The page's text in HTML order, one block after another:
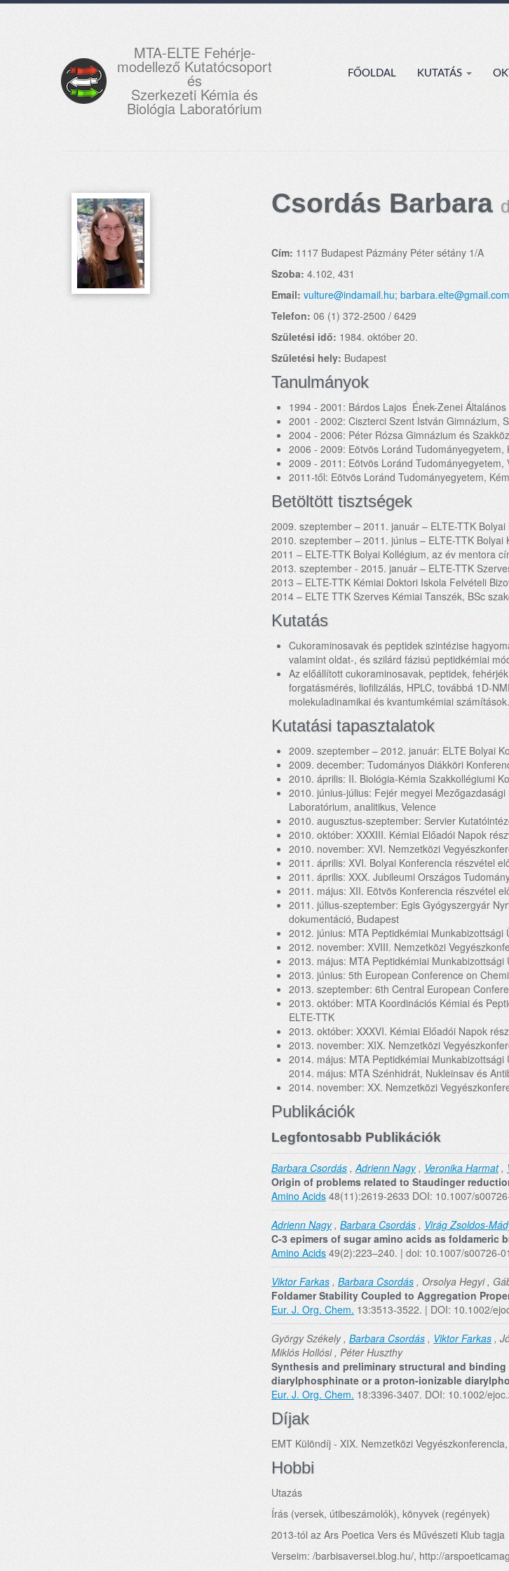
MTA-ELTE Fehérje-
modellező Kutatócsoport
és
Szerkezeti Kémia és
Biológia Laboratórium
FŐOLDAL KUTATÁS
Csordás Barbara
Cím: 1117 Budapest Pázmány Péter sétány 1/A
Szoba: 4.102, 431
Email: vulture@indamail.hu; barbara.elte@gmail.com
Telefon: 06 (1) 372-2500 / 6429
Születési idő: 1984. október 20.
Születési hely: Budapest
Tanulmányok
1994 - 2001: Bárdos Lajos Ének-Zenei
2001 - 2002: Ciszterci Szent István Gimnázium,
2004 - 2006: Péter Rózsa Gimnázium és
2006 - 2009: Eötvös Loránd Tudományegyetem,
2009 - 2011: Eötvös Loránd
2011-től: Eötvös Loránd Tudományegyetem,
Betöltött tisztségek
2009. szeptember – 2011. január – ELTE-TTK
2010. szeptember – 2011. június – ELTE-TTK Bolyai
2011 – ELTE-TTK Bolyai Kollégium, az év mentora
2013. szeptember - 2015. január – ELTE-TTK
2013 – ELTE-TTK Kémiai Doktori Iskola Felvételi
2014 – ELTE TTK Szerves Kémiai Tanszék, BSc
Kutatás
Cukoraminosavak és peptidek szintézise
valamint oldat-, és szilárd fázisú peptidkémiai
Az előállított cukoraminosavak, peptidek,
forgatásmérés, liofilizálás, HPLC, továbbá 1D-
molekuladinamikai és kvantumkémiai számítások.
Kutatási tapasztalatok
2009. szeptember – 2012. január: ELTE Bolyai
2009. december: Tudományos Diákköri
2010. április: II. Biológia-Kémia Szakkollégiumi
2010. június-július: Fejér megyei
Laboratórium, analitikus, Velence
2010. augusztus-szeptember: Servier
2010. október: XXXIII. Kémiai Előadói Napok
2010. november: XVI. Nemzetközi
2011. április: XVI. Bolyai Konferencia részvétel
2011. április: XXX. Jubileumi Országos
2011. május: XII. Eötvös Konferencia részvétel
2011. július-szeptember: Egis Gyógyszergyár
dokumentáció, Budapest
2012. június: MTA Peptidkémiai
2012. november: XVIII. Nemzetközi
2013. május: MTA Peptidkémiai
2013. június: 5th European Conference on
2013. szeptember: 6th Central European
2013. október: MTA Koordinációs Kémiai és
ELTE-TTK
2013. október: XXXVI. Kémiai Előadói Napok
2013. november: XIX. Nemzetközi
2014. május: MTA Peptidkémiai
2014. május: MTA Szénhidrát, Nukleinsav és
2014. november: XX. Nemzetközi
Publikációk
Legfontosabb Publikációk
Barbara Csordás ,Adrienn Nagy, Veronika Harmat,
Origin of problems related to Staudinger
Amino Acids 48(11):2619-2633 DOI: 10.1007/
Adrienn Nagy, Barbara Csordás , Virág Zsoldos-
C‐3 epimers of sugar amino acids as
Amino Acids 49(2):223–240. | doi: 10.1007/s00726-
Viktor Farkas , Barbara Csordás , Orsolya Hegyi ,
Foldamer Stability Coupled to Aggregation
Eur. J. Org. Chem. 13:3513-3522. | DOI: 10.1002/
György Székely , Barbara Csordás , Viktor Farkas ,
Miklós Hollósi , Péter Huszthy
Synthesis and preliminary structural and
diarylphosphinate or a proton-ionizable
Eur. J. Org. Chem. 18:3396-3407. DOI: 10.1002/
Díjak
EMT Különdíj - XIX. Nemzetközi
Hobbi
Utazás
Írás (versek, útibeszámolók), könyvek (regények)
2013-tól az Ars Poetica Vers és Művészeti Klub tagja
Verseim: /barbisaversei.blog.hu/, http://